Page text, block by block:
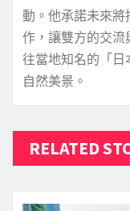
動。他承諾未來
作，讓雙方的交
往當地知名的「
自然美景。
RELATED